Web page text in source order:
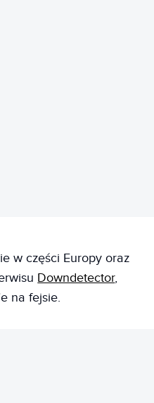
w części Europy oraz
Downdetector,
na fejsie.